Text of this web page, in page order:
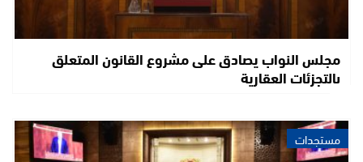
مجلس النواب يصادق على مشروع القانون المتعلق
بالتجزئات العقارية
مستجدات